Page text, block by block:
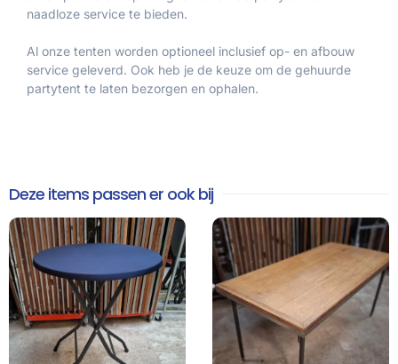
naadloze service te bieden.
Al onze tenten worden optioneel inclusief op- en afbouw
service geleverd. Ook heb je de keuze om de gehuurde
partytent te laten bezorgen en ophalen.
Deze items passen er ook bij